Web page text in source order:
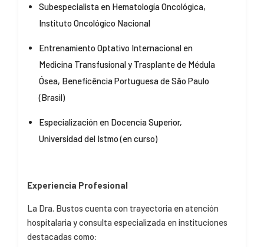
Subespecialista en Hematología Oncológica,
Instituto Oncológico Nacional
Entrenamiento Optativo Internacional en
Medicina Transfusional y Trasplante de Médula
Ósea, Beneficência Portuguesa de São Paulo
(Brasil)
Especialización en Docencia Superior,
Universidad del Istmo (en curso)
Experiencia Profesional
La Dra. Bustos cuenta con trayectoria en atención
hospitalaria y consulta especializada en instituciones
destacadas como: